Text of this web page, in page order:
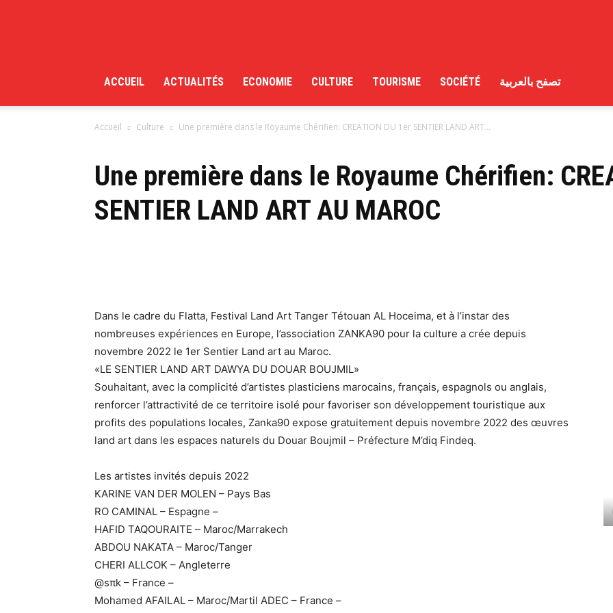
ACCUEIL ACTUALITÉS ECONOMIE CULTURE TOURISME SOCIÉTÉ تصفح بالعربية
Accueil Culture Une première dans le Royaume Chérifien: CREATION DU 1er SENTIER LAND ART...
Une première dans le Royaume Chérifien:
SENTIER LAND ART AU MAROC
Dans le cadre du Flatta, Festival Land Art Tanger Tétouan AL Hoceima, et à l’instar des
nombreuses expériences en Europe, l’association ZANKA90 pour la culture a crée depuis
novembre 2022 le 1er Sentier Land art au Maroc.
«LE SENTIER LAND ART DAWYA DU DOUAR BOUJMIL»
Souhaitant, avec la complicité d’artistes plasticiens marocains, français, espagnols ou anglais,
renforcer l’attractivité de ce territoire isolé pour favoriser son développement touristique aux
profits des populations locales, Zanka90 expose gratuitement depuis novembre 2022 des œuvres
land art dans les espaces naturels du Douar Boujmil – Préfecture M’diq Findeq.
Les artistes invités depuis 2022
KARINE VAN DER MOLEN – Pays Bas
RO CAMINAL – Espagne –
HAFID TAQOURAITE – Maroc/Marrakech
ABDOU NAKATA – Maroc/Tanger
CHERI ALLCOK – Angleterre
@sπk – France –
Mohamed AFAILAL – Maroc/Martil ADEC – France –